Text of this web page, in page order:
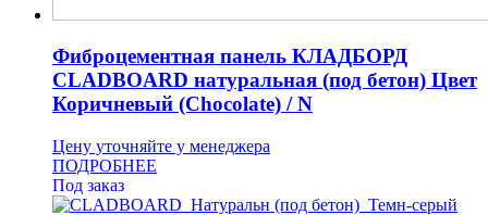
Фиброцементная панель КЛАДБОРД
CLADBOARD натуральная (под бетон) Цвет
Коричневый (Chocolate) / N
Цену уточняйте у менеджера
ПОДРОБНЕЕ
Под заказ